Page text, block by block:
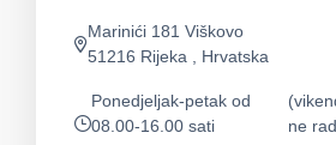
app.address
Marinići 181 Viškovo
51216 Rijeka , Hrvatska
app.opening-times
Ponedjeljak-petak od
08.00-16.00 sati
ne